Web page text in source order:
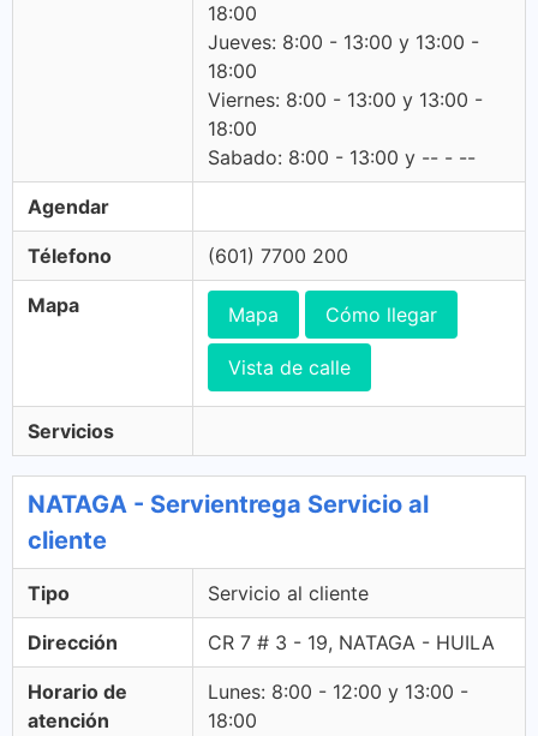
18:00
Jueves: 8:00 - 13:00 y 13:00 -
18:00
Viernes: 8:00 - 13:00 y 13:00 -
18:00
Sabado: 8:00 - 13:00 y -- - --
Agendar
Télefono (601) 7700 200
Mapa Mapa Cómo llegar
Vista de calle
Servicios
NATAGA - Servientrega Servicio al
cliente
Tipo Servicio al cliente
Dirección CR 7 # 3 - 19, NATAGA - HUILA
Horario de
atención
Lunes: 8:00 - 12:00 y 13:00 -
18:00